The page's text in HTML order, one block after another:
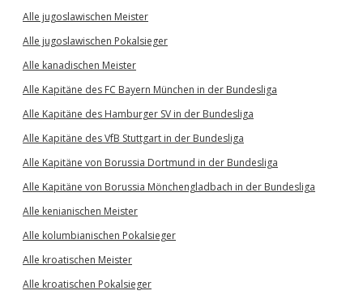
Alle jugoslawischen Meister
Alle jugoslawischen Pokalsieger
Alle kanadischen Meister
Alle Kapitäne des FC Bayern München in der Bundesliga
Alle Kapitäne des Hamburger SV in der Bundesliga
Alle Kapitäne des VfB Stuttgart in der Bundesliga
Alle Kapitäne von Borussia Dortmund in der Bundesliga
Alle Kapitäne von Borussia Mönchengladbach in der Bundesliga
Alle kenianischen Meister
Alle kolumbianischen Pokalsieger
Alle kroatischen Meister
Alle kroatischen Pokalsieger